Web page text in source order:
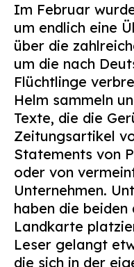
Über Uns
Infos &
Archiv
Kontakt
Suchen
nach:
Im Februar
um endlich eine
über die
um die nach
Flüchtlinge
Helm sammeln
Texte, die die
Zeitungsartikel
Statements von
oder von
Unternehmen.
haben die
Landkarte
Leser gelangt
die sich in der